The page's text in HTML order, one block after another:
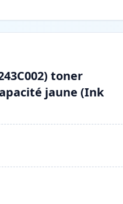
toner
jaune (Ink